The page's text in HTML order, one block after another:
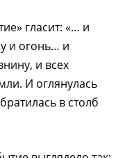
гласит: «… и
и огонь… и
и всех
И оглянулась
в столб